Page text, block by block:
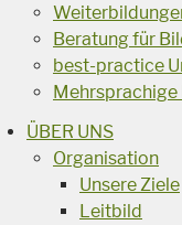
Beratung für
best-practice
ÜBER UNS
Organisation
Unsere Ziele
Leitbild